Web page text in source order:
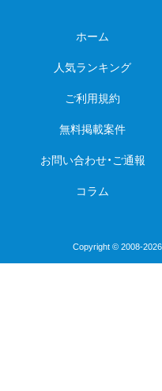
ホーム
人気ランキング
ご利用規約
無料掲載案件
お問い合わせ・ご通報
コラム
Copyright © 2008-